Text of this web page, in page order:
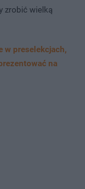
zrobić wielką
w preselekcjach,
na